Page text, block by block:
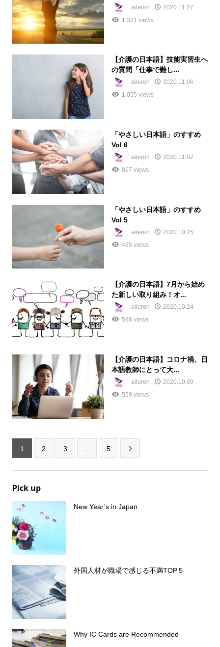
aileron
2020.11.27
1,321 views
【介護の日本語】技能実習生へ
の質問「仕事で難し...
aileron
2020.11.06
1,055 views
「やさしい日本語」のすすめ
Vol 6
aileron
2020.11.02
867 views
「やさしい日本語」のすすめ
Vol 5
aileron
2020.10.25
465 views
【介護の日本語】7月から始め
た新しい取り組み！オ...
aileron
2020.10.24
598 views
【介護の日本語】コロナ禍、日
本語教師にとって大...
aileron
2020.10.09
559 views
1 2 3 5 
Pick up
New Year’s in Japan
外国人材が職場で感じる不満TOP５
Why IC Cards are Recommended